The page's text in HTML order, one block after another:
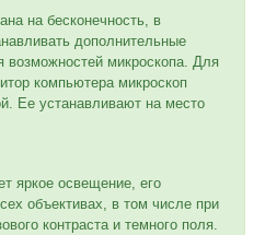
на бесконечность, в
дополнительные
возможностей микроскопа. Для
компьютера микроскоп
Ее устанавливают на место
яркое освещение, его
объективах, в том числе при
контраста и темного поля.